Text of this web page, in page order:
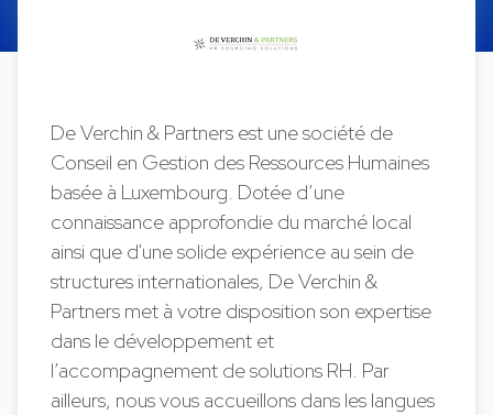
De Verchin & Partners est une société de
Conseil en Gestion des Ressources Humaines
basée à Luxembourg. Dotée d’une
connaissance approfondie du marché local
ainsi que d'une solide expérience au sein de
structures internationales, De Verchin &
Partners met à votre disposition son expertise
dans le développement et
l’accompagnement de solutions RH. Par
ailleurs, nous vous accueillons dans les langues